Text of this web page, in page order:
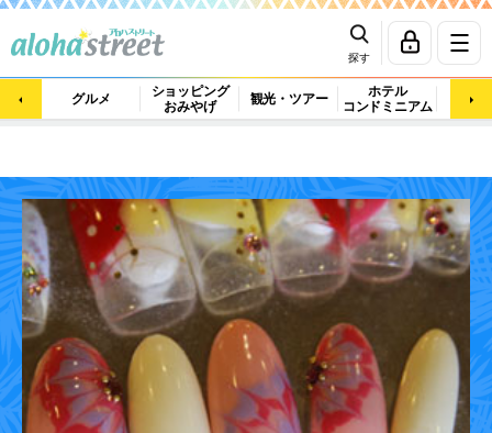
探す
グルメ
ショッピング
おみやげ
観光・ツアー
ホテル
コンドミニアム
マッ